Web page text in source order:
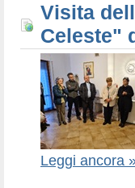
Visita
Celeste"
Leggi ancora